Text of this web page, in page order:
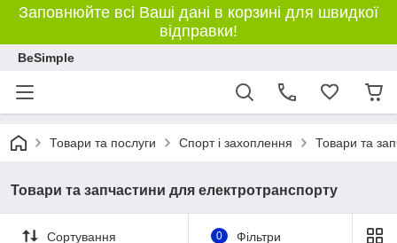
Заповнюйте всі Ваші дані в корзині для швидкої
відправки!
BeSimple
Товари та послуги Спорт і захоплення Товари та
Товари та запчастини для електротранспорту
Сортування 0 Фільтри